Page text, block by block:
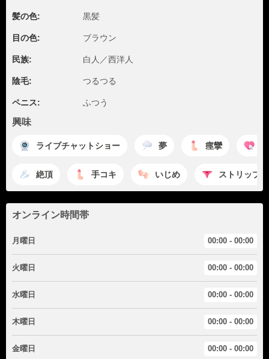
髪の色: 黒髪
目の色: ブラウン
民族: 白人／西洋人
陰毛: つるつる
ペニス: ふつう
興味
ライブチャットショー 夢 痙攣
絶頂 手コキ いじめ ストリップ
オンライン時間帯
月曜日 00:00 - 00:00
火曜日 00:00 - 00:00
水曜日 00:00 - 00:00
木曜日 00:00 - 00:00
金曜日 00:00 - 00:00